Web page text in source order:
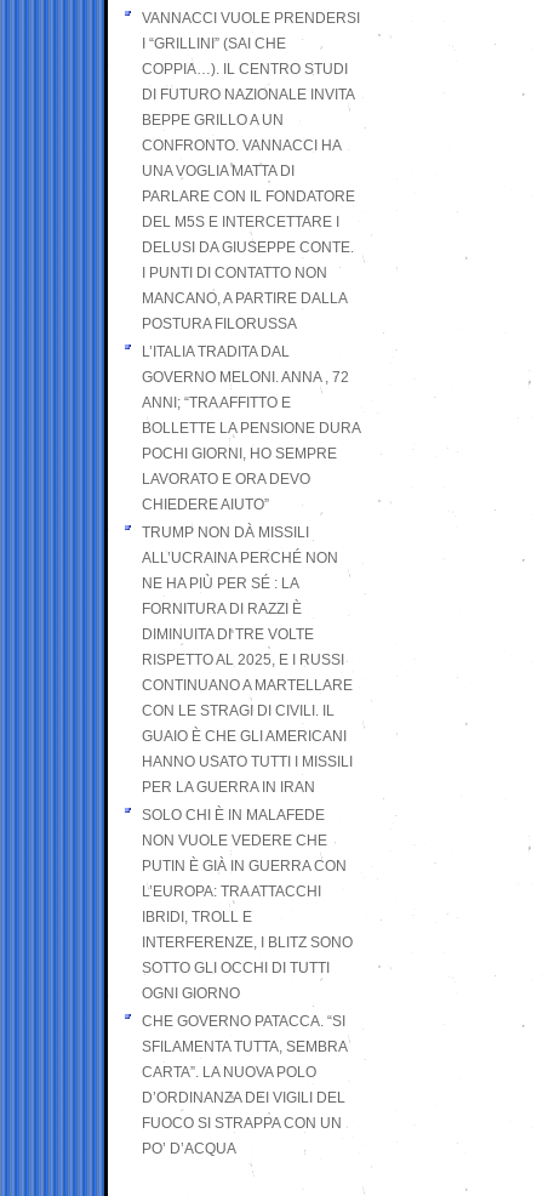
VANNACCI VUOLE PRENDERSI
I “GRILLINI” (SAI CHE
COPPIA…). IL CENTRO STUDI
DI FUTURO NAZIONALE INVITA
BEPPE GRILLO A UN
CONFRONTO. VANNACCI HA
UNA VOGLIA MATTA DI
PARLARE CON IL FONDATORE
DEL M5S E INTERCETTARE I
DELUSI DA GIUSEPPE CONTE.
I PUNTI DI CONTATTO NON
MANCANO, A PARTIRE DALLA
POSTURA FILORUSSA
L’ITALIA TRADITA DAL
GOVERNO MELONI. ANNA , 72
ANNI; “TRA AFFITTO E
BOLLETTE LA PENSIONE DURA
POCHI GIORNI, HO SEMPRE
LAVORATO E ORA DEVO
CHIEDERE AIUTO”
TRUMP NON DÀ MISSILI
ALL’UCRAINA PERCHÉ NON
NE HA PIÙ PER SÉ : LA
FORNITURA DI RAZZI È
DIMINUITA DI TRE VOLTE
RISPETTO AL 2025, E I RUSSI
CONTINUANO A MARTELLARE
CON LE STRAGI DI CIVILI. IL
GUAIO È CHE GLI AMERICANI
HANNO USATO TUTTI I MISSILI
PER LA GUERRA IN IRAN
SOLO CHI È IN MALAFEDE
NON VUOLE VEDERE CHE
PUTIN È GIÀ IN GUERRA CON
L’EUROPA: TRA ATTACCHI
IBRIDI, TROLL E
INTERFERENZE, I BLITZ SONO
SOTTO GLI OCCHI DI TUTTI
OGNI GIORNO
CHE GOVERNO PATACCA. “SI
SFILAMENTA TUTTA, SEMBRA
CARTA”. LA NUOVA POLO
D’ORDINANZA DEI VIGILI DEL
FUOCO SI STRAPPA CON UN
PO’ D’ACQUA